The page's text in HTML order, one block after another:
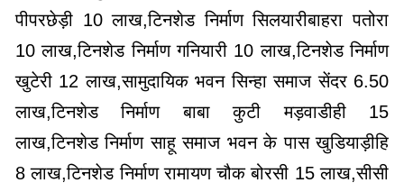
पीपरछेड़ी 10 लाख,टिनशेड निर्माण सिलयारीबाहरा पतोरा
10 लाख,टिनशेड निर्माण गनियारी 10 लाख,टिनशेड निर्माण
खुटेरी 12 लाख,सामुदायिक भवन सिन्हा समाज सेंदर 6.50
लाख,टिनशेड निर्माण बाबा कुटी मड़वाडीही 15
लाख,टिनशेड निर्माण साहू समाज भवन के पास खुडियाड़ीहि
8 लाख,टिनशेड निर्माण रामायण चौक बोरसी 15 लाख,सीसी